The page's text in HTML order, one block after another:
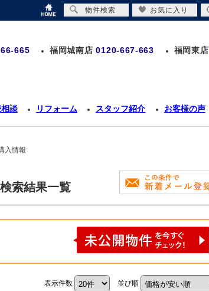
665 福岡城南店 0120-667-663 福岡東店
談 リフォーム スタッフ紹介 お客様の声
入情報
索結果一覧
表示件数 並び順
物件検索 お気に入り